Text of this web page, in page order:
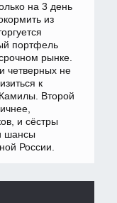
на 3 день
из
портфель
рынке.
четверных не
к
Второй
и сёстры
шансы
России.